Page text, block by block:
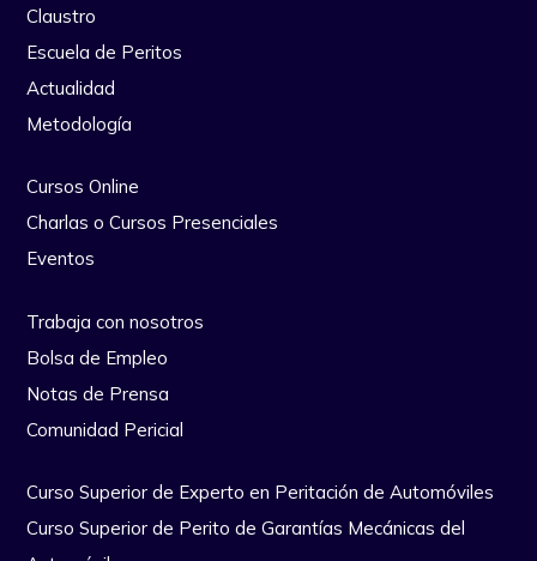
Claustro
Escuela de Peritos
Actualidad
Metodología
Cursos Online
Charlas o Cursos Presenciales
Eventos
Trabaja con nosotros
Bolsa de Empleo
Notas de Prensa
Comunidad Pericial
Curso Superior de Experto en Peritación de Automóviles
Curso Superior de Perito de Garantías Mecánicas del